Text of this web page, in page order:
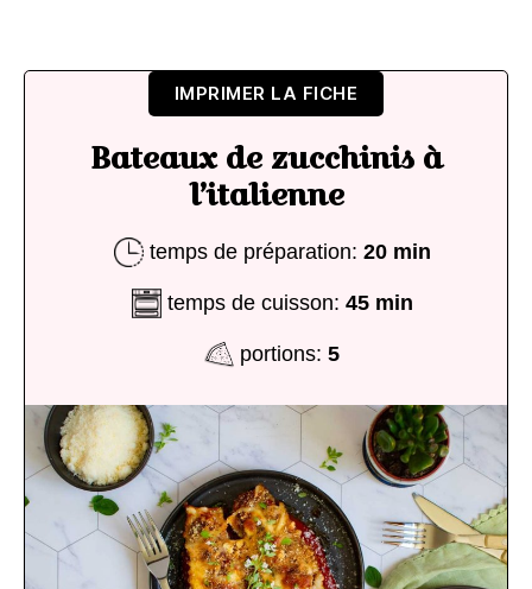
Bateaux de zucchinis à
l’italienne
IMPRIMER LA FICHE
temps de préparation: 20 min
temps de cuisson: 45 min
portions: 5